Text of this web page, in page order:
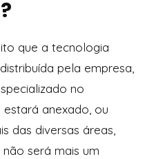
que a tecnologia
pela empresa,
no
anexado, ou
das diversas áreas,
será mais um